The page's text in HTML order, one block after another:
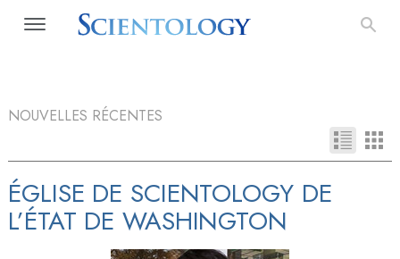
NOUVELLES RÉCENTES
ÉGLISE DE SCIENTOLOGY DE
L’ÉTAT DE WASHINGTON